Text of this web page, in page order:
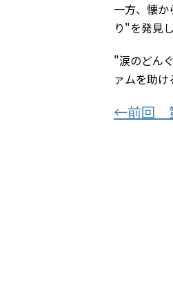
一方、懐
り"を発見し
"涙のどん
ァムを助
←前回